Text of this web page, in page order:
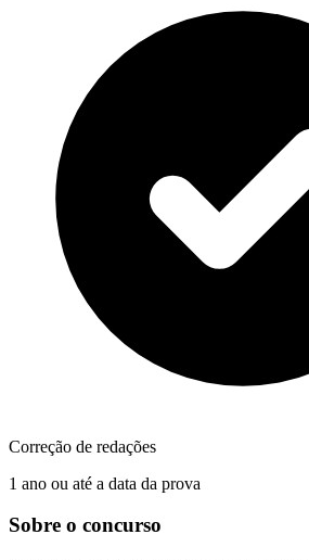
Correção de redações
1 ano ou até a data da prova
Sobre o concurso